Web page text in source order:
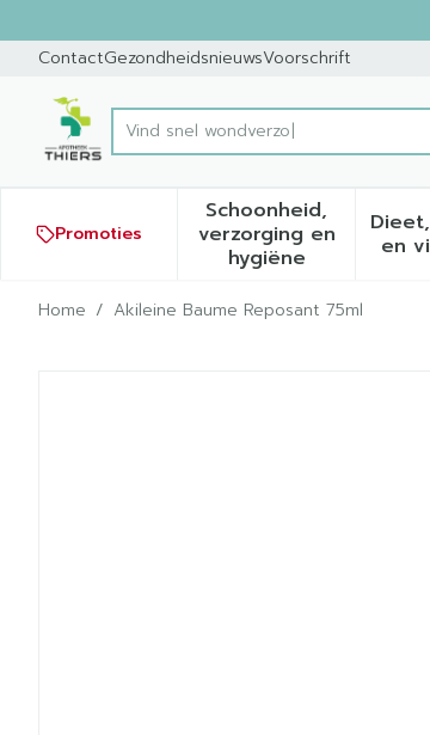
ContactGezondheidsnieuwsVoorschrift
Product, merk, categorie...
Promoties
Schoonheid,
verzorging en
hygiëneToon submenu
en
Home / Akileine Baume Reposant 75ml